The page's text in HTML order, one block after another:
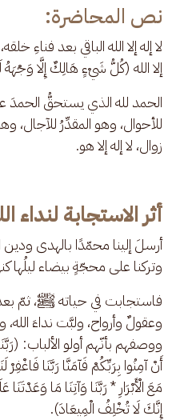
نص المحاضرة:
لا إله إلا الله الباقي بعد فناءِ
إلا الله (كُلُّ شَيْءٍ هَالِكٌ إِلَّا
الحمد لله الذي يستحقُّ
للأحوال، وهو المقدِّرُ
زوال، لا إله إلا هو.
أثر الاستجابة لنداء
أرسلَ إلينا محمّدًا بالهدى ودين
وتركنا على محجّةٍ بيضاء ليلُها
فاستجابت في حياته ﷺ، ثمّ بعد
وعقولٌ وأرواح، ولبَّت نداءَ الله،
ووصفهم بأنّهم أولو الألباب:
أَنْ آمِنُوا بِرَبِّكُمْ فَآمَنَّا رَبَّنَا فَاغْفِرْ
مَعَ الْأَبْرَارِ * رَبَّنَا وَآتِنَا مَا
إِنَّكَ لَا تُخْلِفُ الْمِيعَادَ).